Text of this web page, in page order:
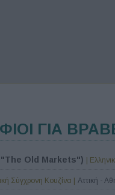
ΓΙΑ
"The Old Markets") |
Σύγχρονη Κουζίνα | Αττική -